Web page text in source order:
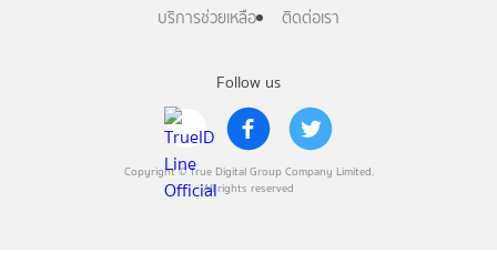
Follow us
Copyright © True Digital Group Company Limited.
All rights reserved
บริการช่วยเหลือ
ติดต่อเรา